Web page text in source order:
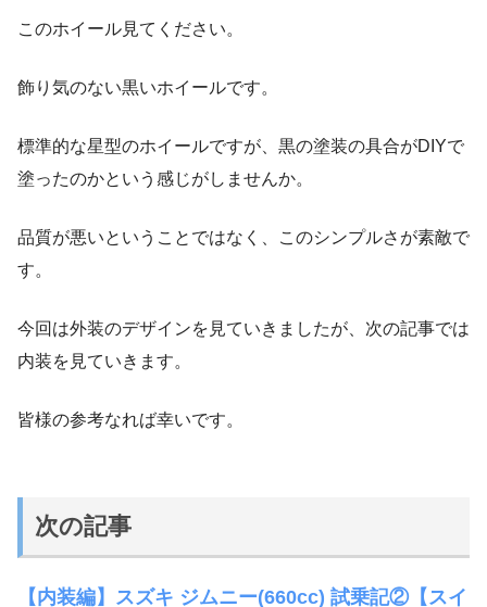
このホイール見てください。
飾り気のない黒いホイールです。
標準的な星型のホイールですが、黒の塗装の具合がDIYで
塗ったのかという感じがしませんか。
品質が悪いということではなく、このシンプルさが素敵で
す。
今回は外装のデザインを見ていきましたが、次の記事では
内装を見ていきます。
皆様の参考なれば幸いです。
次の記事
【内装編】スズキ ジムニー(660cc) 試乗記②【スイ